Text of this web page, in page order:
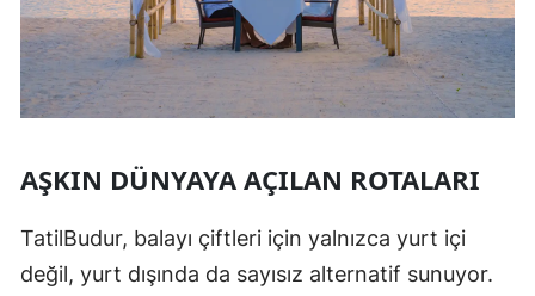
AŞKIN DÜNYAYA AÇILAN ROTALARI
TatilBudur, balayı çiftleri için yalnızca yurt içi
değil, yurt dışında da sayısız alternatif sunuyor.